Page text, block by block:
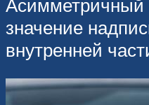
Асимметричный
значение
внутренней